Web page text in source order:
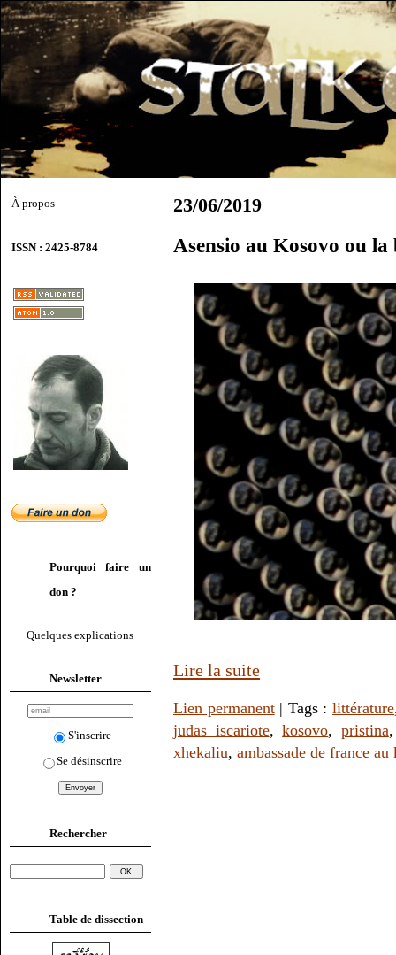
À propos
ISSN : 2425-8784
Pourquoi faire un
don ?
Quelques explications
Newsletter
S'inscrire
Se désinscrire
Rechercher
Table de dissection
23/06/2019
Asensio au Kosovo ou la
Lire la suite
Lien permanent| Tags :littérature
judas iscariote,kosovo, pristina
xhekaliu, ambassade de france au